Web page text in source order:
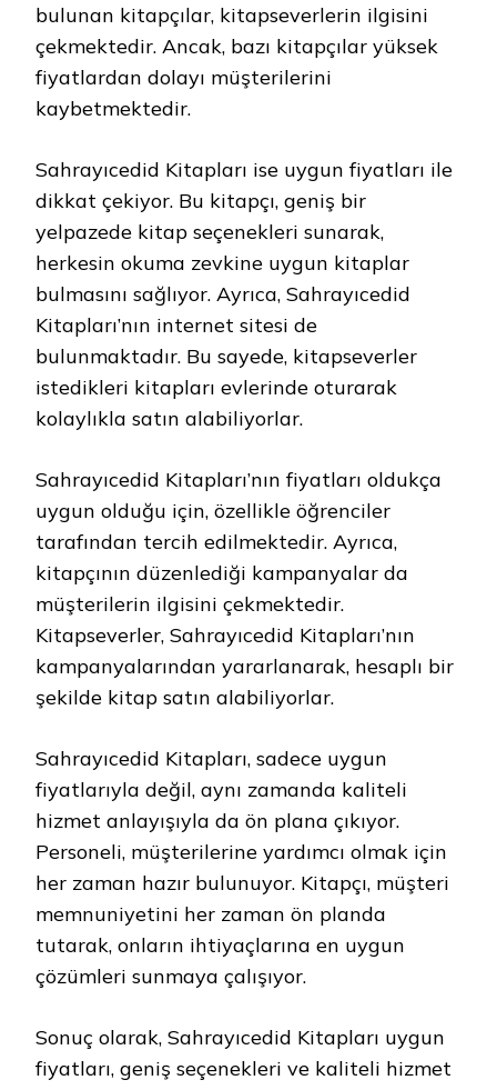
bulunan kitapçılar, kitapseverlerin ilgisini
çekmektedir. Ancak, bazı kitapçılar yüksek
fiyatlardan dolayı müşterilerini
kaybetmektedir.
Sahrayıcedid Kitapları ise uygun fiyatları ile
dikkat çekiyor. Bu kitapçı, geniş bir
yelpazede kitap seçenekleri sunarak,
herkesin okuma zevkine uygun kitaplar
bulmasını sağlıyor. Ayrıca, Sahrayıcedid
Kitapları’nın internet sitesi de
bulunmaktadır. Bu sayede, kitapseverler
istedikleri kitapları evlerinde oturarak
kolaylıkla satın alabiliyorlar.
Sahrayıcedid Kitapları’nın fiyatları oldukça
uygun olduğu için, özellikle öğrenciler
tarafından tercih edilmektedir. Ayrıca,
kitapçının düzenlediği kampanyalar da
müşterilerin ilgisini çekmektedir.
Kitapseverler, Sahrayıcedid Kitapları’nın
kampanyalarından yararlanarak, hesaplı bir
şekilde kitap satın alabiliyorlar.
Sahrayıcedid Kitapları, sadece uygun
fiyatlarıyla değil, aynı zamanda kaliteli
hizmet anlayışıyla da ön plana çıkıyor.
Personeli, müşterilerine yardımcı olmak için
her zaman hazır bulunuyor. Kitapçı, müşteri
memnuniyetini her zaman ön planda
tutarak, onların ihtiyaçlarına en uygun
çözümleri sunmaya çalışıyor.
Sonuç olarak, Sahrayıcedid Kitapları uygun
fiyatları, geniş seçenekleri ve kaliteli hizmet